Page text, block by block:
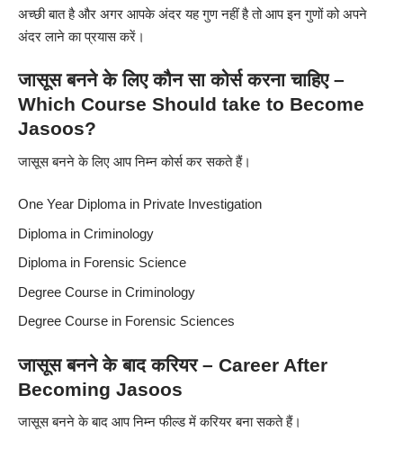
अच्छी बात है और अगर आपके अंदर यह गुण नहीं है तो आप इन गुणों को अपने
अंदर लाने का प्रयास करें।
जासूस बनने के लिए कौन सा कोर्स करना चाहिए –
Which Course Should take to Become
Jasoos?
जासूस बनने के लिए आप निम्न कोर्स कर सकते हैं।
One Year Diploma in Private Investigation
Diploma in Criminology
Diploma in Forensic Science
Degree Course in Criminology
Degree Course in Forensic Sciences
जासूस बनने के बाद करियर – Career After
Becoming Jasoos
जासूस बनने के बाद आप निम्न फील्ड में करियर बना सकते हैं।